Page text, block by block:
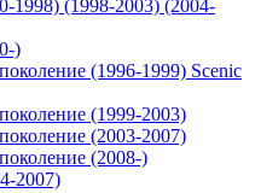
1998) (1998-2003) (2004-
)
(1996-1999) Scenic
(1999-2003)
(2003-2007)
(2008-)
2007)